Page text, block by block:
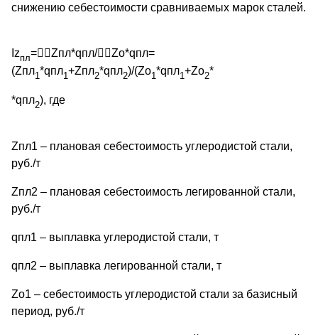
снижению себестоимости сравниваемых марок сталей.
Izпл= Zпл*qпл/ Zо*qпл=
(Zпл1 *qпл1 +Zпл2*qпл2)/(Zо1 *qпл1 +Zо2*
*qпл2), где
Zпл1 – плановая себестоимость углеродистой стали,
руб./т
Zпл2 – плановая себестоимость легированной стали,
руб./т
qпл1 – выплавка углеродистой стали, т
qпл2 – выплавка легированной стали, т
Zо1 – себестоимость углеродистой стали за базисный
период, руб./т